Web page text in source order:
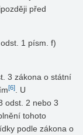
před
1 písm. f)
3 zákona o státní
[6]
. U
odst. 2 nebo 3
tohoto
podle zákona o